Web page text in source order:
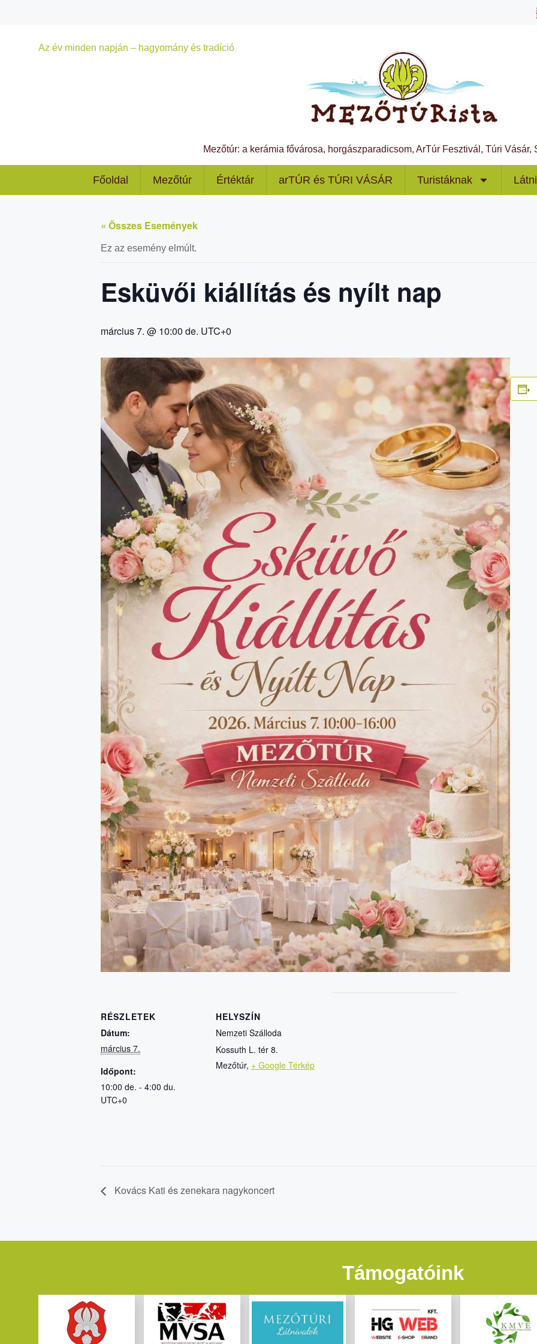
Az év minden napján – hagyomány és tradíció
Mezőtúr: a kerámia fővárosa, horgászparadicsom, ArTúr Fesztivál, Túri
Főoldal Mezőtúr Értéktár arTÚR és TÚRI VÁSÁR Turistáknak
« Összes Események
Ez az esemény elmúlt.
Esküvői kiállítás és nyílt nap
március 7. @ 10:00 de. UTC+0
RÉSZLETEK
Dátum:
március 7.
Időpont:
10:00 de. - 4:00 du.
UTC+0
HELYSZÍN
Nemzeti Szálloda
Kossuth L. tér 8.
Mezőtúr, + Google Térkép
Kovács Kati és zenekara nagykoncert
Támogatóink